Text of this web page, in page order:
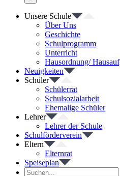
Unsere Schule
Über Uns
Geschichte
Schulprogramm
Unterricht
Hausordnung/
Neuigkeiten
Schüler
Schülerrat
Schulsozialarbeit
Ehemalige Schüler
Lehrer
Lehrer der Schule
Schulförderverein
Eltern
Elternrat
Speiseplan
Suche